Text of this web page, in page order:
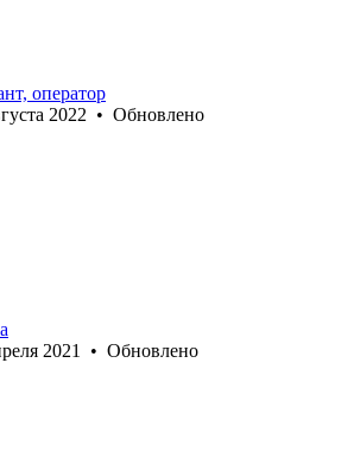
оператор
2022 • Обновлено
2021 • Обновлено